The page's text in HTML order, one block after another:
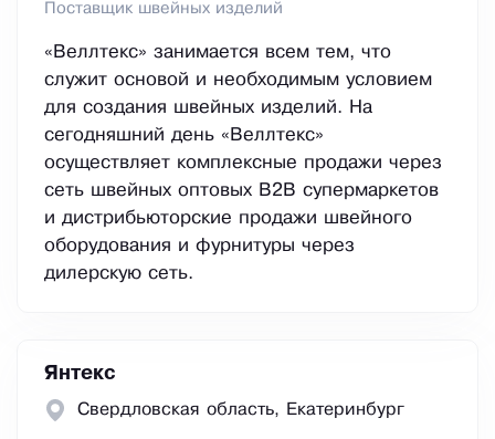
Поставщик швейных изделий
«Веллтекс» занимается всем тем, что
служит основой и необходимым условием
для создания швейных изделий. На
сегодняшний день «Веллтекс»
осуществляет комплексные продажи через
сеть швейных оптовых B2B супермаркетов
и дистрибьюторские продажи швейного
оборудования и фурнитуры через
дилерскую сеть.
Янтекс
Свердловская область, Екатеринбург